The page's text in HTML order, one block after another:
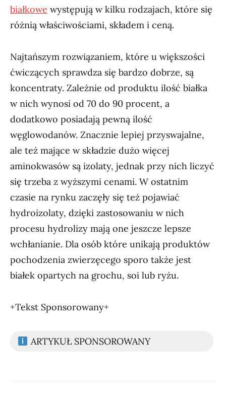
białkowe występują w kilku rodzajach, które się
różnią właściwościami, składem i ceną.
Najtańszym rozwiązaniem, które u większości
ćwiczących sprawdza się bardzo dobrze, są
koncentraty. Zależnie od produktu ilość białka
w nich wynosi od 70 do 90 procent, a
dodatkowo posiadają pewną ilość
węglowodanów. Znacznie lepiej przyswajalne,
ale też mające w składzie dużo więcej
aminokwasów są izolaty, jednak przy nich liczyć
się trzeba z wyższymi cenami. W ostatnim
czasie na rynku zaczęły się też pojawiać
hydroizolaty, dzięki zastosowaniu w nich
procesu hydrolizy mają one jeszcze lepsze
wchłanianie. Dla osób które unikają produktów
pochodzenia zwierzęcego sporo także jest
białek opartych na grochu, soi lub ryżu.
+Tekst Sponsorowany+
ARTYKUŁ SPONSOROWANY